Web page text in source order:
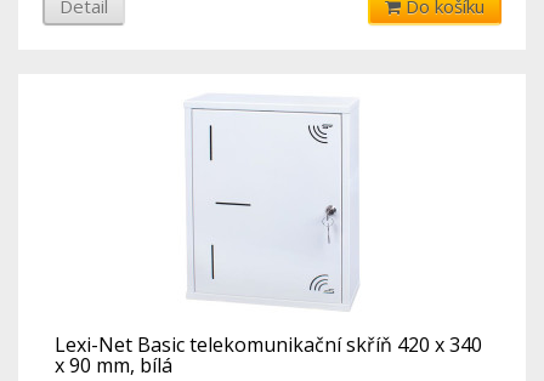
Detail Do košíku
Lexi-Net Basic telekomunikační skříň 420 x 340
x 90 mm, bílá